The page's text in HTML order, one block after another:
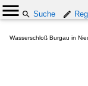
Suche
Wasserschloß Burgau in